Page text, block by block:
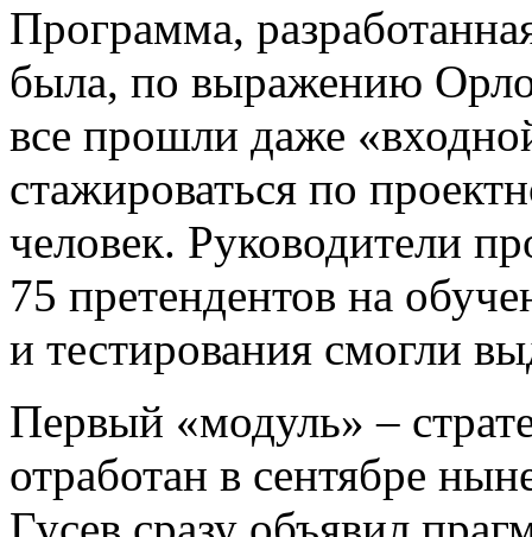
Программа,
была, по выражению
все прошли даже
стажироваться по
человек. Руководители
75 претендентов на
и тестирования смогли
Первый «модуль» –
отработан в сентябре